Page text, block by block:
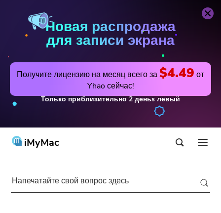
Новая распродажа
для записи экрана
Получите лицензию на месяц всего за$4.49 от
Yhao сейчас!
Только приблизительно2 деньsлевый
iMyMac
Продукт и решение